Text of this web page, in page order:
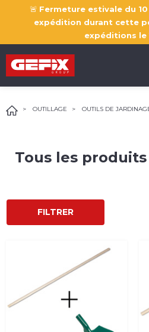
🚨 Fermeture estivale du
expédition durant cette
expéditions le
OUTILLAGE OUTILS DE
Tous les produits
FILTRER